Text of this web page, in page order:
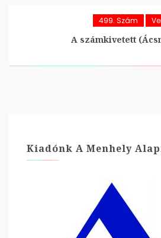
499. Szám
A számkivetett
Kiadónk A Menhely